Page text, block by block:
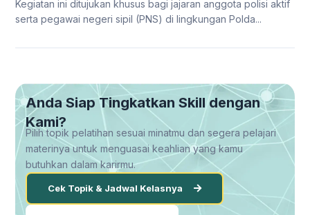
Kegiatan ini ditujukan khusus bagi jajaran anggota polisi aktif
serta pegawai negeri sipil (PNS) di lingkungan Polda...
Anda Siap Tingkatkan Skill dengan
Kami?
Pilih topik pelatihan sesuai minatmu dan segera pelajari
materinya untuk menguasai keahlian yang kamu
butuhkan dalam karirmu.
Cek Topik & Jadwal Kelasnya